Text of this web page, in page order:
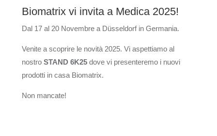
Biomatrix vi invita a Medica 2025!
Dal 17 al 20 Novembre a Düsseldorf in Germania.
Venite a scoprire le novità 2025. Vi aspettiamo al
nostro STAND 6K25dove vi presenteremo i nuovi
prodotti in casa Biomatrix.
Non mancate!